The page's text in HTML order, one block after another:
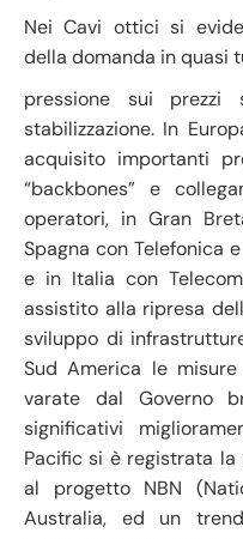
Nei Cavi ottici si
della domanda in quasi
pressione sui prezzi
stabilizzazione. In
acquisito importanti
“backbones” e
operatori, in Gran
Spagna con Telefonica
e in Italia con
assistito alla ripresa
sviluppo di
Sud America le
varate dal Governo
significativi
Pacific si è registrata
al progetto NBN
Australia, ed un